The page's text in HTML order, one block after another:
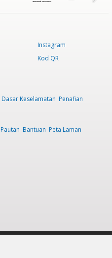
Instagram
Kod QR
Dasar Keselamatan Penafian
Pautan Bantuan Peta Laman